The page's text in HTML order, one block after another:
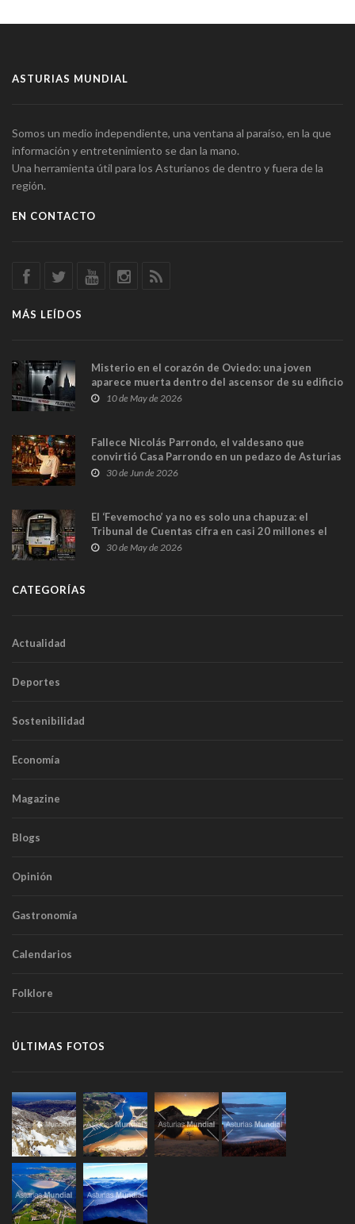
ASTURIAS MUNDIAL
Somos un medio independiente, una ventana al paraíso, en la que
información y entretenimiento se dan la mano.
Una herramienta útil para los Asturianos de dentro y fuera de la
región.
EN CONTACTO
MÁS LEÍDOS
Misterio en el corazón de Oviedo: una joven
aparece muerta dentro del ascensor de su edificio
y las cámaras captan sus últimos minutos
10 de May de 2026
Fallece Nicolás Parrondo, el valdesano que
convirtió Casa Parrondo en un pedazo de Asturias
en Madrid
30 de Jun de 2026
El ‘Fevemocho’ ya no es solo una chapuza: el
Tribunal de Cuentas cifra en casi 20 millones el
sobrecoste de los trenes que no cabían por los
30 de May de 2026
CATEGORÍAS
Actualidad
Deportes
Sostenibilidad
Economía
Magazine
Blogs
Opinión
Gastronomía
Calendarios
Folklore
ÚLTIMAS FOTOS